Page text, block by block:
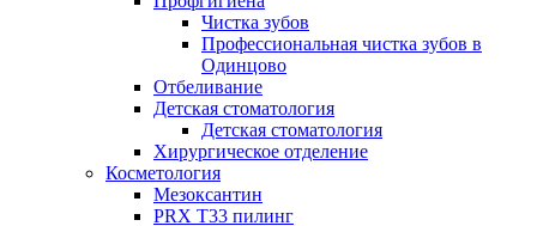
Чистка зубов
Профессиональная чистка зубов в
Одинцово
Отбеливание
Детская стоматология
Детская стоматология
Хирургическое отделение
Косметология
Мезоксантин
PRX T33 пилинг